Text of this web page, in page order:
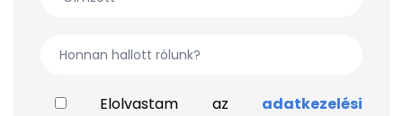
Elolvastam az adatkezelési